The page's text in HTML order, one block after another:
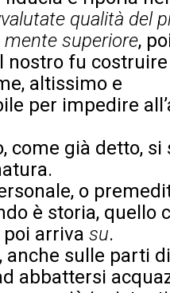
qualità del
mente superiore,
nostro fu
altissimo e
per impedire
come già detto, si
o
è storia, quello
arriva su.
anche sulle parti
abbattersi